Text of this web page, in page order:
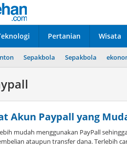
Pertanian Wisata
Sepakbola Sepakbola
Akun Paypall yang
mudah menggunakan PayPall
ataupun transfer dana. Terlebih